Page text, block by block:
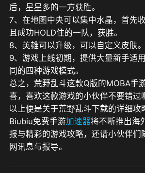
后，星星多的一方获胜。
7、在地图中央可以集中水晶，首先
且成功HOLD住的一队，获胜。
8、英雄可以升级，可以自定义皮肤。
9、游戏上线初期，提供大量新手适
同的四种游戏模式。
总之，荒野乱斗这款Q版的MOBA手
喜，喜欢这款游戏的小伙伴不要错过
以上便是关于荒野乱斗下载的详细攻
Biubiu免费手游加速器将不断推出海
报与精彩的游戏攻略，还请小伙伴们
网讯息与报导。